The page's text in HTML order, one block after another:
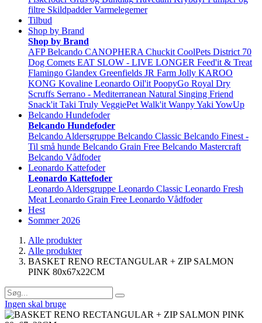
filtre Skildpadder Varmelegemer
Tilbud
Shop by Brand
Shop by Brand
AFP Belcando CANOPHERA Chuckit CoolPets District 70
Dog Comets EAT SLOW - LIVE LONGER Feed'it & Treat
Flamingo Glandex Greenfields JR Farm Jolly KAROO
KONG Kovaline Leonardo Oil'it PoopyGo Royal Dry
Scruffs Serrano - Mediterranean Natural Singing Friend
Snack'it Taki Truly VeggiePet Walk'it WanpyYaki YowUp
Belcando Hundefoder
Belcando Hundefoder
Belcando Aldersgruppe Belcando Classic Belcando Finest -
Til små hunde Belcando Grain Free Belcando Mastercraft
Belcando Vådfoder
Leonardo Kattefoder
Leonardo Kattefoder
Leonardo Aldersgruppe Leonardo Classic Leonardo Fresh
Meat Leonardo Grain Free Leonardo Vådfoder
Hest
Sommer 2026
Alle produkter
Alle produkter
BASKET RENO RECTANGULAR + ZIP SALMON
PINK 80x67x22CM
Ingen skal bruge